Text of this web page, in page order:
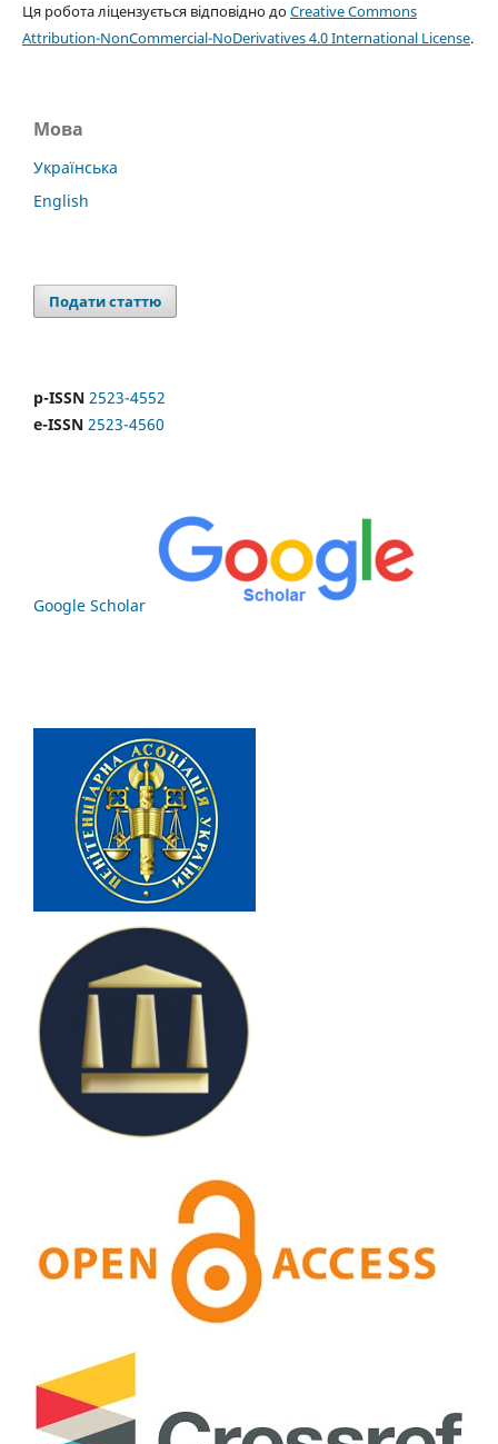
Ця робота ліцензується відповідно доCreative Commons
Attribution-NonCommercial-NoDerivatives 4.0 International License.
Мова
Українська
English
Подати статтю
p-ISSN 2523-4552
e-ISSN 2523-4560
Google Scholar